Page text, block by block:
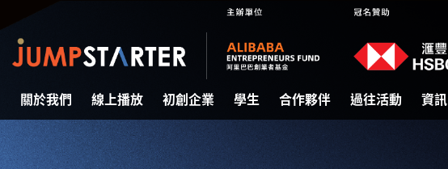
關於我們 線上播放 初創企業 學生 合作夥伴 過往活動 資訊